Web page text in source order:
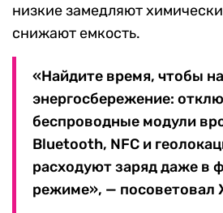
низкие замедляют
снижают емкость.
«Найдите время, чтобы
энергосбережение:
беспроводные модули
Bluetooth, NFC и
расходуют заряд даже в
режиме», — посоветовал